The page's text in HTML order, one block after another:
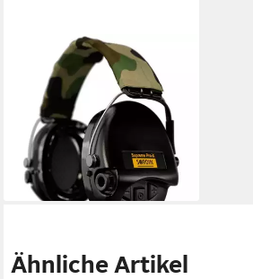
Kapselgehörschutz Sordin
Supreme Pro-X Gehörschutz
- aktiver Jagd-Gehörschützer
309,00 €
lieferbar - in 7-9 Werktagen bei dir
Ähnliche Artikel